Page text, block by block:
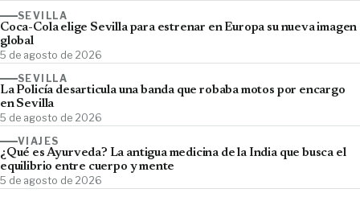
SEVILLA
Coca-Cola elige Sevilla para estrenar en Europa su nueva imagen
global
5 de agosto de 2026
SEVILLA
La Policía desarticula una banda que robaba motos por encargo
en Sevilla
5 de agosto de 2026
VIAJES
¿Qué es Ayurveda? La antigua medicina de la India que busca el
equilibrio entre cuerpo y mente
5 de agosto de 2026